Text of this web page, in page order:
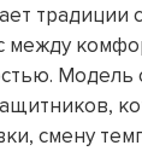
традиции
между
Модель
смену